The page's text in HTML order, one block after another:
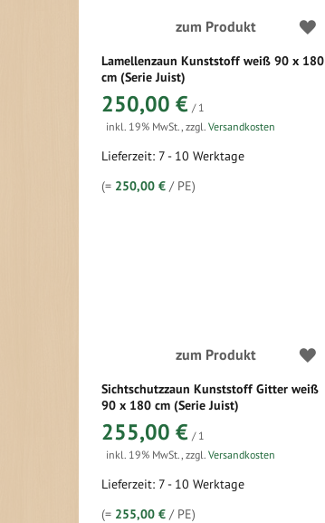
zum Produkt
Lamellenzaun Kunststoff weiß 90 x 180
cm (Serie Juist)
250,00 € / 1
inkl. 19% MwSt., zzgl. Versandkosten
Lieferzeit: 7 - 10 Werktage
(= 250,00 € / PE)
zum Produkt
Sichtschutzzaun Kunststoff Gitter weiß
90 x 180 cm (Serie Juist)
255,00 € / 1
inkl. 19% MwSt., zzgl. Versandkosten
Lieferzeit: 7 - 10 Werktage
(= 255,00 € / PE)